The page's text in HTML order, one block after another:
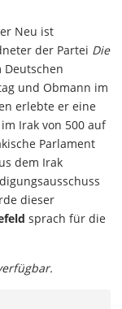
Neu ist
der Partei Die
und Obmann im
erlebte er eine
Irak von 500 auf
Parlament
dem Irak
dieser
sprach für die